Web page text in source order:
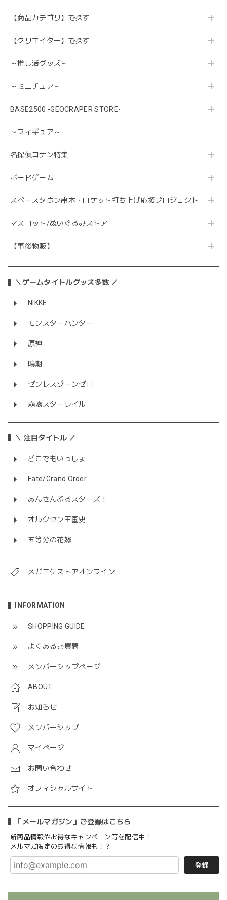
【商品カテゴリ】で探す
【クリエイター】で探す
～推し活グッズ～
～ミニチュア～
BASE2500 -GEOCRAPER STORE-
～フィギュア～
名探偵コナン特集
ボードゲーム
スペースタウン串本・ロケット打ち上げ応援プロジェクト
マスコット/ぬいぐるみストア
【事後物販】
＼ゲームタイトルグッズ多数 ／
NIKKE
モンスターハンター
原神
鳴潮
ゼンレスゾーンゼロ
崩壊スターレイル
＼ 注目タイトル ／
どこでもいっしょ
Fate/Grand Order
あんさんぶるスターズ！
オルクセン王国史
五等分の花嫁
メガニケストアオンライン
INFORMATION
SHOPPING GUIDE
よくあるご質問
メンバーシップページ
ABOUT
お知らせ
メンバーシップ
マイページ
お問い合わせ
オフィシャルサイト
「メールマガジン」ご登録はこちら
新商品情報やお得なキャンペーン等を配信中！
メルマガ限定のお得な情報も！？
登録